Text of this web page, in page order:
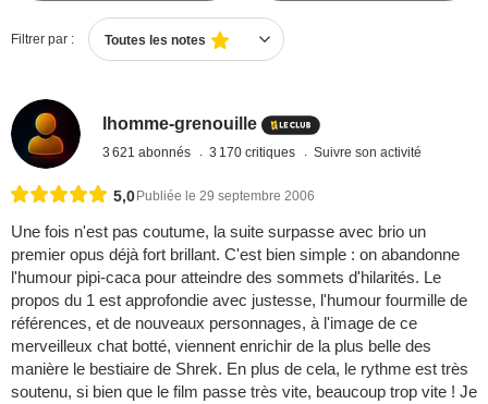
Filtrer par : Toutes les notes
lhomme-grenouille
3 621 abonnés 3 170 critiques Suivre son activité
5,0 Publiée le 29 septembre 2006
Une fois n'est pas coutume, la suite surpasse avec brio un
premier opus déjà fort brillant. C'est bien simple : on abandonne
l'humour pipi-caca pour atteindre des sommets d'hilarités. Le
propos du 1 est approfondie avec justesse, l'humour fourmille de
références, et de nouveaux personnages, à l'image de ce
merveilleux chat botté, viennent enrichir de la plus belle des
manière le bestiaire de Shrek. En plus de cela, le rythme est très
soutenu, si bien que le film passe très vite, beaucoup trop vite ! Je